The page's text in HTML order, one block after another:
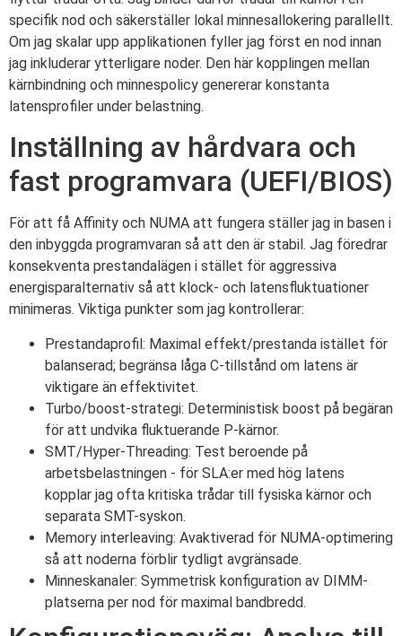
specifik nod och säkerställer lokal minnesallokering parallellt.
Om jag skalar upp applikationen fyller jag först en nod innan
jag inkluderar ytterligare noder. Den här kopplingen mellan
kärnbindning och minnespolicy genererar konstanta
latensprofiler under belastning.
Inställning av hårdvara och
fast programvara (UEFI/BIOS)
För att få Affinity och NUMA att fungera ställer jag in basen i
den inbyggda programvaran så att den är stabil. Jag föredrar
konsekventa prestandalägen i stället för aggressiva
energisparalternativ så att klock- och latensfluktuationer
minimeras. Viktiga punkter som jag kontrollerar:
Prestandaprofil: Maximal effekt/prestanda istället för
balanserad; begränsa låga C-tillstånd om latens är
viktigare än effektivitet.
Turbo/boost-strategi: Deterministisk boost på begäran
för att undvika fluktuerande P-kärnor.
SMT/Hyper-Threading: Test beroende på
arbetsbelastningen - för SLA:er med hög latens
kopplar jag ofta kritiska trådar till fysiska kärnor och
separata SMT-syskon.
Memory interleaving: Avaktiverad för NUMA-optimering
så att noderna förblir tydligt avgränsade.
Minneskanaler: Symmetrisk konfiguration av DIMM-
platserna per nod för maximal bandbredd.